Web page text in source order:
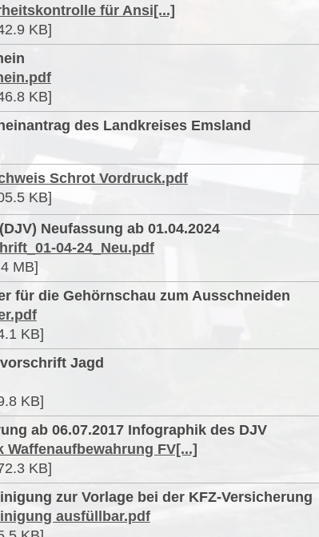
für Ansi[...]
KB]
KB]
des Landkreises Emsland
Schrot Vordruck.pdf
KB]
Neufassung ab 01.04.2024
04-24_Neu.pdf
MB]
für die Gehörnschau zum Ausschneiden
KB]
Jagd
KB]
ab 06.07.2017 Infographik des DJV
Waffenaufbewahrung FV[...]
KB]
zur Vorlage bei der KFZ-Versicherung
ausfüllbar.pdf